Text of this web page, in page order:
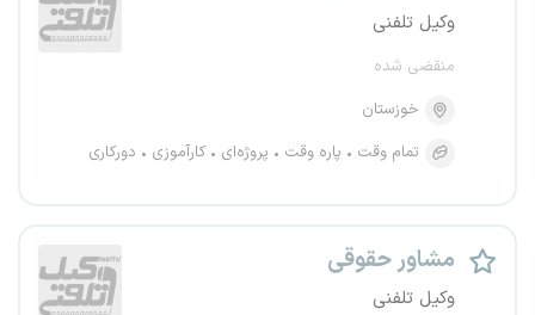
وکیل تلفنی
منقضی شده
خوزستان
تمام وقت
پاره وقت پروژه‌ای کارآموزی دورکاری
مشاور حقوقی
وکیل تلفنی